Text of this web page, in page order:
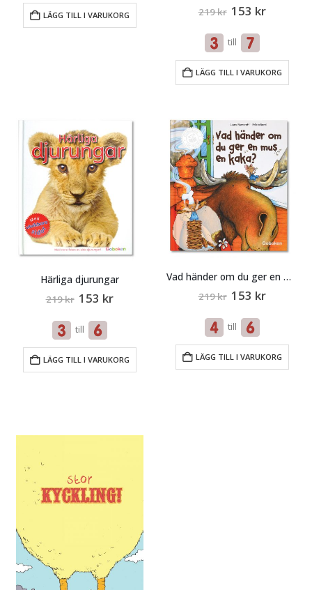
LÄGG TILL I VARUKORG 219kr Original
was:
219 kr.
153 krCurrent
till
LÄGG TILL I VARUKORG
Härliga djurungar
219kr Original
was:
219 kr.
153 krCurrent
till
LÄGG TILL I VARUKORG
Vad händer om du ger en mus en
219kr Original
was:
219 kr.
153 krCurrent
till
LÄGG TILL I VARUKORG